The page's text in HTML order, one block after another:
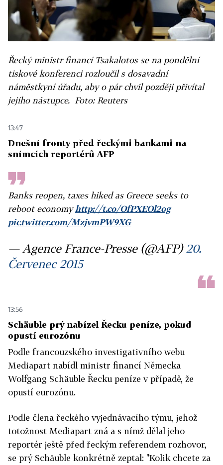
Řecký ministr financí Tsakalotos se na pondělní
tiskové konferenci rozloučil s dosavadní
náměstkyní úřadu, aby o pár chvil později přivítal
jejího nástupce. Foto: Reuters
13:47
Dnešní fronty před řeckými bankami na
snímcích reportérů AFP
Banks reopen, taxes hiked as Greece seeks to
reboot economyhttp://t.co/OfPXEOl2og
pic.twitter.com/MzjvmPW9XG
— Agence France-Presse (@AFP) 20.
Červenec 2015
13:56
Schäuble prý nabízel Řecku peníze, pokud
opustí eurozónu
Podle francouzského investigativního webu
Mediapart nabídl ministr financí Německa
Wolfgang Schäuble Řecku peníze v případě, že
opustí eurozónu.
Podle člena řeckého vyjednávacího týmu, jehož
totožnost Mediapart zná a s nímž dělal jeho
reportér ještě před řeckým referendem rozhovor,
se prý Schäuble konkrétně zeptal: "Kolik chcete za